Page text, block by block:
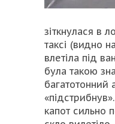
зіткнулася в
таксі (видно
влетіла під
була такою
багатотонний
капот сильно